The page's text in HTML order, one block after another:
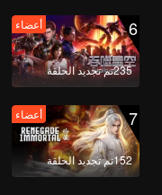
6
235تم تجديد الحلقة
أعضاء
7
152تم تجديد الحلقة
أعضاء